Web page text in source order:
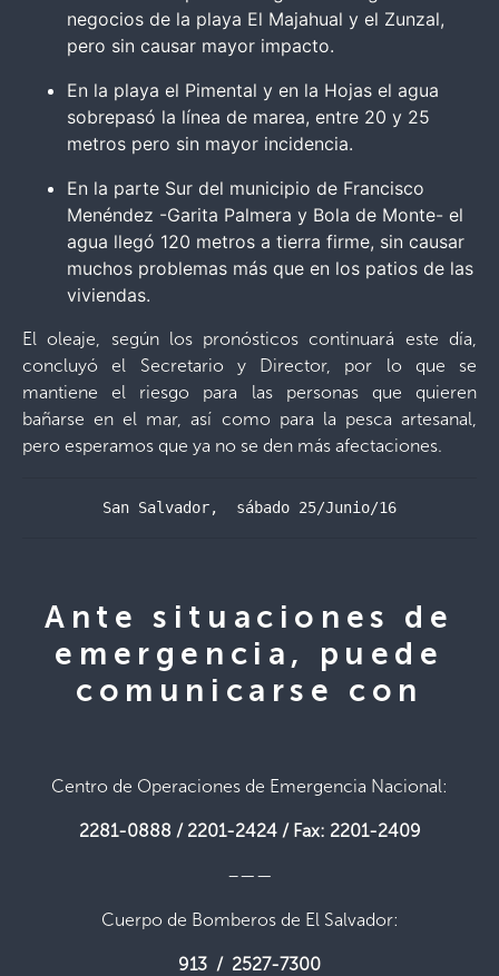
negocios de la playa El Majahual y el Zunzal,
pero sin causar mayor impacto.
En la playa el Pimental y en la Hojas el agua
sobrepasó la línea de marea, entre 20 y 25
metros pero sin mayor incidencia.
En la parte Sur del municipio de Francisco
Menéndez -Garita Palmera y Bola de Monte- el
agua llegó 120 metros a tierra firme, sin causar
muchos problemas más que en los patios de las
viviendas.
El oleaje, según los pronósticos continuará este día,
concluyó el Secretario y Director, por lo que se
mantiene el riesgo para las personas que quieren
bañarse en el mar, así como para la pesca artesanal,
pero esperamos que ya no se den más afectaciones.
San Salvador,  sábado 25/Junio/16
Ante situaciones de
emergencia, puede
comunicarse con
Centro de Operaciones de Emergencia Nacional:
2281-0888 / 2201-2424 / Fax: 2201-2409
–——
Cuerpo de Bomberos de El Salvador:
913 / 2527-7300